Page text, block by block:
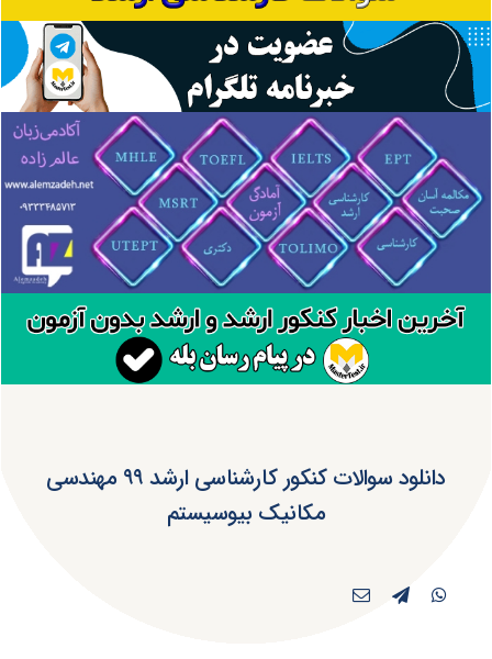
دانلود سوالات کنکور کارشناسی ارشد ۹۹ مهندسی
مکانیک بیوسیستم